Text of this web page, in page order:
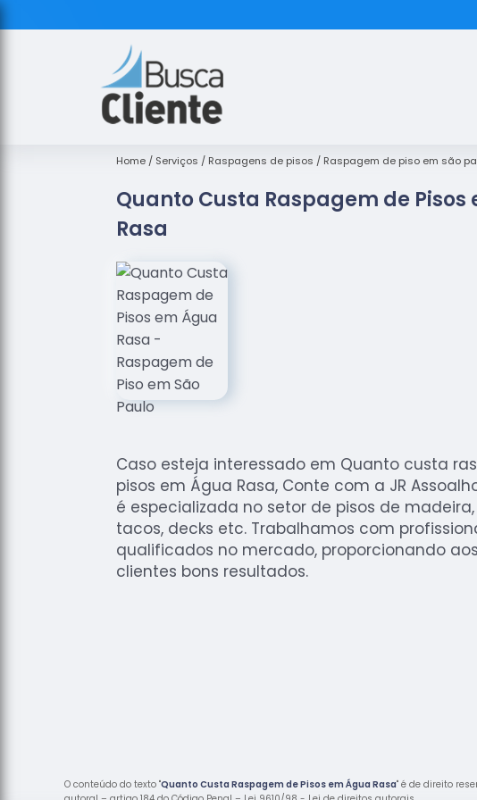
Home Serviços Raspagens de pisos Raspagem de piso em são
Quanto Custa Raspagem de Pisos
Rasa
Caso esteja interessado em Quanto custa
pisos em Água Rasa, Conte com a JR
é especializada no setor de pisos de
tacos, decks etc. Trabalhamos com
qualificados no mercado, proporcionando
clientes bons resultados.
O conteúdo do texto "Quanto Custa Raspagem de Pisos em Água Rasa" é de direito